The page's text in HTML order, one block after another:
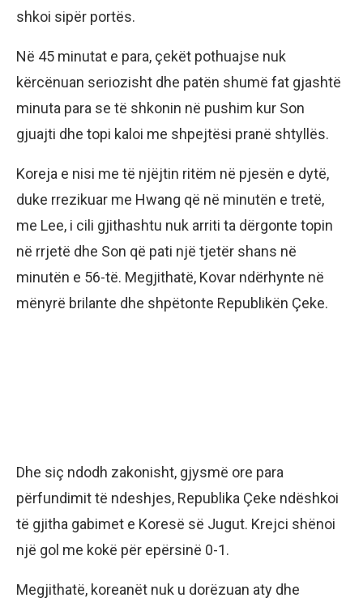
shkoi sipër portës.
Në 45 minutat e para, çekët pothuajse nuk
kërcënuan seriozisht dhe patën shumë fat gjashtë
minuta para se të shkonin në pushim kur Son
gjuajti dhe topi kaloi me shpejtësi pranë shtyllës.
Koreja e nisi me të njëjtin ritëm në pjesën e dytë,
duke rrezikuar me Hwang që në minutën e tretë,
me Lee, i cili gjithashtu nuk arriti ta dërgonte topin
në rrjetë dhe Son që pati një tjetër shans në
minutën e 56-të. Megjithatë, Kovar ndërhynte në
mënyrë brilante dhe shpëtonte Republikën Çeke.
Dhe siç ndodh zakonisht, gjysmë ore para
përfundimit të ndeshjes, Republika Çeke ndëshkoi
të gjitha gabimet e Koresë së Jugut. Krejci shënoi
një gol me kokë për epërsinë 0-1.
Megjithatë, koreanët nuk u dorëzuan aty dhe